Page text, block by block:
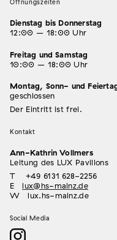
Öffnungszeiten
Dienstag bis Donnerstag
12:00 – 18:00 Uhr
Freitag und Samstag
10:00 – 18:00 Uhr
Montag, Sonn- und
geschlossen
Der Eintritt ist frei.
Kontakt
Ann-Kathrin Vollmers
Leitung des LUX Pavillons
T +49 6131 628-2256
Elux@hs-mainz.de
W lux.hs-mainz.de
Social Media